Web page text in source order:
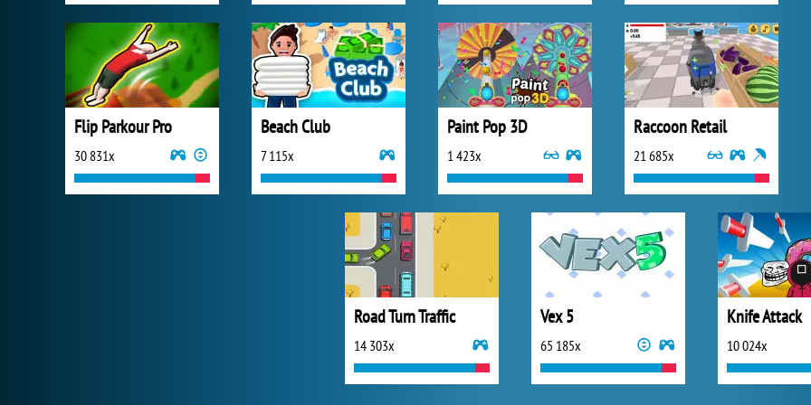
Flip Parkour Pro
30 831x
Beach Club
7 115x
Paint Pop 3D
1 423x
Raccoon Retail
21 685x
Road Turn Traffic
14 303x
Vex 5
65 185x
Knife Attack
10 024x